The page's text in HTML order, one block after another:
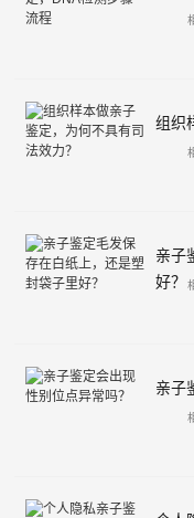
组织
亲子
好？
亲子